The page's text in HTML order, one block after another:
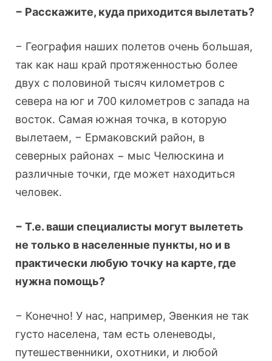
− Расскажите, куда приходится вылетать?
− География наших полетов очень большая,
так как наш край протяженностью более
двух с половиной тысяч километров с
севера на юг и 700 километров с запада на
восток. Самая южная точка, в которую
вылетаем, − Ермаковский район, в
северных районах − мыс Челюскина и
различные точки, где может находиться
человек.
− Т.е. ваши специалисты могут вылететь
не только в населенные пункты, но и в
практически любую точку на карте, где
нужна помощь?
− Конечно! У нас, например, Эвенкия не так
густо населена, там есть оленеводы,
путешественники, охотники, и любой